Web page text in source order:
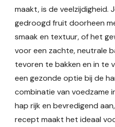
maakt, is de veelzijdigheid.
gedroogd fruit doorheen
smaak en textuur, of het
voor een zachte, neutrale
tevoren te bakken en in te
een gezonde optie bij de
combinatie van voedzame
hap rijk en bevredigend
recept maakt het ideaal